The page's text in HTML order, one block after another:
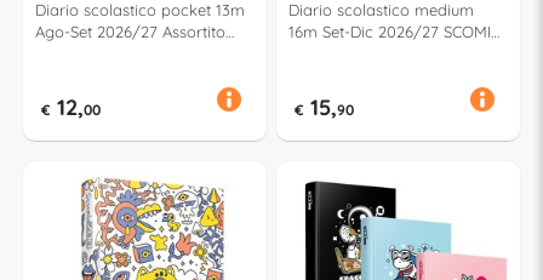
Diario scolastico pocket 13m
Ago-Set 2026/27 Assortito
€ 12,00
Diario scolastico medium
16m Set-Dic 2026/27 SCOMIX
€ 15,90